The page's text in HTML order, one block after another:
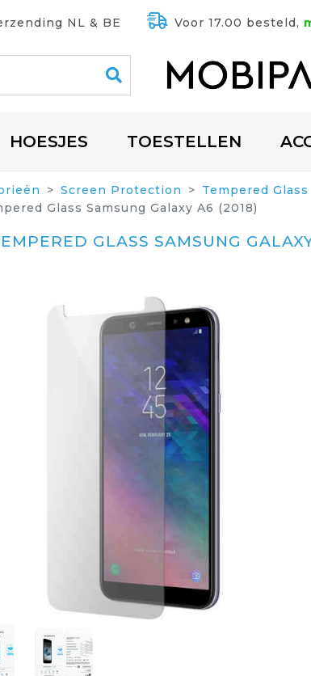
NL & BE Voor 17.00 besteld,
HOESJES TOESTELLEN
Screen Protection
Tempered Glass
Glass Samsung Galaxy A6 (2018)
GLASS SAMSUNG